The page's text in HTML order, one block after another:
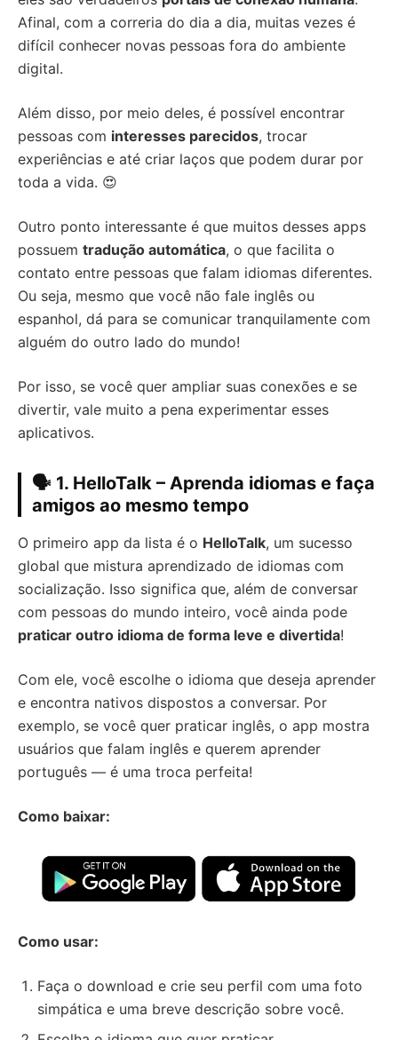
Afinal, com a correria do dia a dia, muitas vezes é
difícil conhecer novas pessoas fora do ambiente
digital.
Além disso, por meio deles, é possível encontrar
pessoas com interesses parecidos, trocar
experiências e até criar laços que podem durar por
toda a vida. 😍
Outro ponto interessante é que muitos desses apps
possuem tradução automática, o que facilita o
contato entre pessoas que falam idiomas diferentes.
Ou seja, mesmo que você não fale inglês ou
espanhol, dá para se comunicar tranquilamente com
alguém do outro lado do mundo!
Por isso, se você quer ampliar suas conexões e se
divertir, vale muito a pena experimentar esses
aplicativos.
🗣️ 1. HelloTalk – Aprenda idiomas e faça
amigos ao mesmo tempo
O primeiro app da lista é o HelloTalk, um sucesso
global que mistura aprendizado de idiomas com
socialização. Isso significa que, além de conversar
com pessoas do mundo inteiro, você ainda pode
praticar outro idioma de forma leve e divertida!
Com ele, você escolhe o idioma que deseja aprender
e encontra nativos dispostos a conversar. Por
exemplo, se você quer praticar inglês, o app mostra
usuários que falam inglês e querem aprender
português — é uma troca perfeita!
Como baixar:
Como usar:
Faça o download e crie seu perfil com uma foto
simpática e uma breve descrição sobre você.